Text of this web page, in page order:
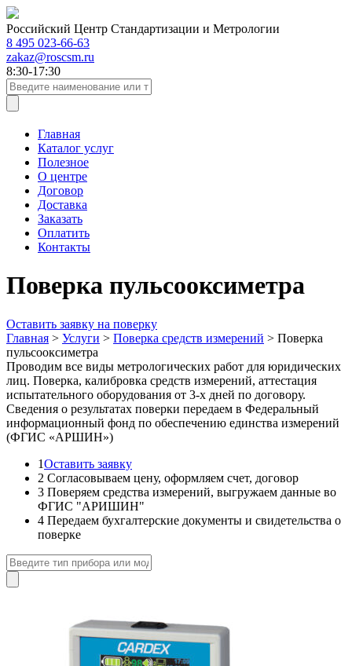
Российский Центр Стандартизации и Метрологии
8 495 023-66-63
zakaz@roscsm.ru
8:30-17:30
Главная
Каталог услуг
Полезное
О центре
Договор
Доставка
Заказать
Оплатить
Контакты
Поверка пульсооксиметра
Оставить заявку на поверку
Главная > Услуги > Поверка средств измерений > Поверка
пульсооксиметра
Проводим все виды метрологических работ для юридических
лиц. Поверка, калибровка средств измерений, аттестация
испытательного оборудования от 3-х дней по договору.
Сведения о результатах поверки передаем в Федеральный
информационный фонд по обеспечению единства измерений
(ФГИС «АРШИН»)
1Оставить заявку
2 Согласовываем цену, оформляем счет, договор
3 Поверяем средства измерений, выгружаем данные во
ФГИС "АРИШИН"
4 Передаем бухгалтерские документы и свидетельства о
поверке